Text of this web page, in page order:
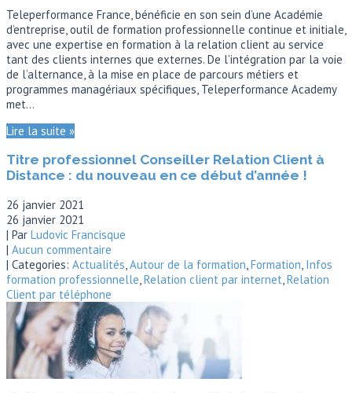
Teleperformance France, bénéficie en son sein d’une Académie
d’entreprise, outil de formation professionnelle continue et initiale,
avec une expertise en formation à la relation client au service
tant des clients internes que externes. De l’intégration par la voie
de l’alternance, à la mise en place de parcours métiers et
programmes managériaux spécifiques, Teleperformance Academy
met…
Lire la suite »
Titre professionnel Conseiller Relation Client à
Distance : du nouveau en ce début d’année !
26 janvier 2021
26 janvier 2021
| Par Ludovic Francisque
| Aucun commentaire
| Categories: Actualités,Autour de la formation,Formation, Infos
formation professionnelle,Relation client par internet,Relation
Client par téléphone